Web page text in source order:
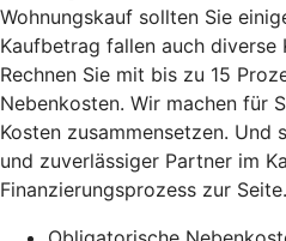
Wohnungskauf sollten Sie
Kaufbetrag fallen auch diverse
Rechnen Sie mit bis zu 15
Nebenkosten. Wir machen für
Kosten zusammensetzen. Und
und zuverlässiger Partner im
Finanzierungsprozess zur Seite.